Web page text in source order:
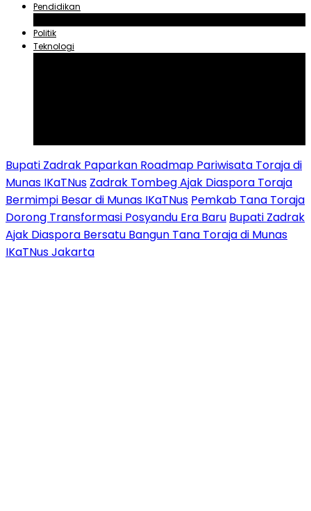
Pendidikan
Politik
Teknologi
Bupati Zadrak Paparkan Roadmap Pariwisata Toraja di
Munas IKaTNus Zadrak Tombeg Ajak Diaspora Toraja
Bermimpi Besar di Munas IKaTNus Pemkab Tana Toraja
Dorong Transformasi Posyandu Era Baru Bupati Zadrak
Ajak Diaspora Bersatu Bangun Tana Toraja di Munas
IKaTNus Jakarta